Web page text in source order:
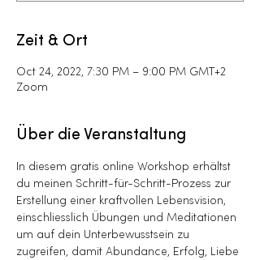
Zeit & Ort
Oct 24, 2022, 7:30 PM – 9:00 PM GMT+2
Zoom
Über die Veranstaltung
In diesem gratis online Workshop erhältst
du meinen Schritt-für-Schritt-Prozess zur
Erstellung einer kraftvollen Lebensvision,
einschliesslich Übungen und Meditationen
um auf dein Unterbewusstsein zu
zugreifen, damit Abundance, Erfolg, Liebe